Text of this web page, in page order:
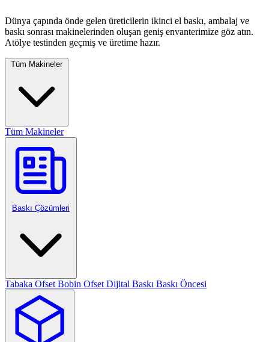
Dünya çapında önde gelen üreticilerin ikinci el baskı, ambalaj ve
baskı sonrası makinelerinden oluşan geniş envanterimize göz atın.
Atölye testinden geçmiş ve üretime hazır.
Tüm Makineler
Tüm Makineler
Baskı Çözümleri
Tabaka Ofset Bobin Ofset Dijital Baskı Baskı Öncesi